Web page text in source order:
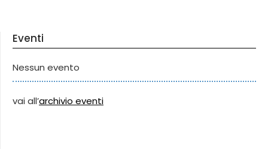
Eventi
Nessun evento
vai all’archivio eventi